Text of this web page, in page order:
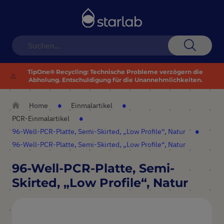
⚠️
TipOne® Recycling: Technische Probleme verzögern die
Abholung. Entschuldigung für die Unannehmlichkeiten.
Home
Einmalartikel
PCR-Einmalartikel
96-Well-PCR-Platte, Semi-Skirted, „Low Profile“, Natur
96-Well-PCR-Platte, Semi-Skirted, „Low Profile“, Natur
96-Well-PCR-Platte, Semi-
Skirted, „Low Profile“, Natur